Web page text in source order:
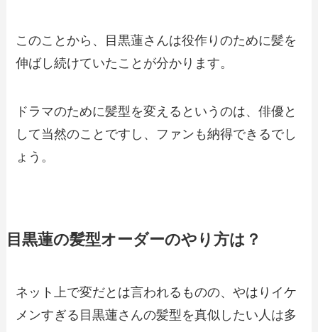
このことから、目黒蓮さんは役作りのために髪を
伸ばし続けていたことが分かります。
ドラマのために髪型を変えるというのは、俳優と
して当然のことですし、ファンも納得できるでし
ょう。
目黒蓮の髪型オーダーのやり方は？
ネット上で変だとは言われるものの、やはりイケ
メンすぎる目黒蓮さんの髪型を真似したい人は多